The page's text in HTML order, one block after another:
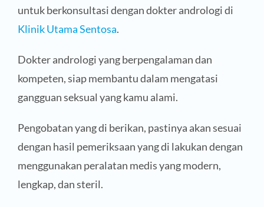
untuk berkonsultasi dengan dokter andrologi di
Klinik Utama Sentosa.
Dokter andrologi yang berpengalaman dan
kompeten, siap membantu dalam mengatasi
gangguan seksual yang kamu alami.
Pengobatan yang di berikan, pastinya akan sesuai
dengan hasil pemeriksaan yang di lakukan dengan
menggunakan peralatan medis yang modern,
lengkap, dan steril.